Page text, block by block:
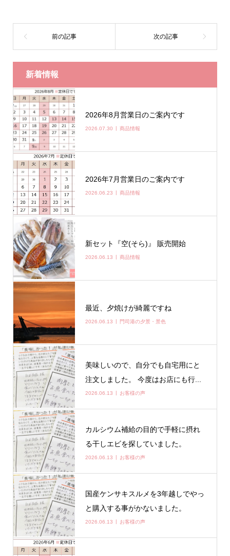
新着情報
2026年8月営業日のご案内です
2026.07.30 商品情報
2026年7月営業日のご案内です
2026.06.23 商品情報
新セット『空(そら)』 販売開始
2026.06.13 商品情報
最近、夕焼けが綺麗ですね
2026.06.13 門司港の夕景・景色
美味しいので、自分でも自宅用にと
注文しました。 今度はお店にも行...
2026.06.13 お客様の声
カルシウム補給の目的で手軽に摂れ
る干しエビを探していました。
2026.06.13 お客様の声
国産ケンサキスルメを3年越しでやっ
と購入する事がかないました。
2026.06.13 お客様の声